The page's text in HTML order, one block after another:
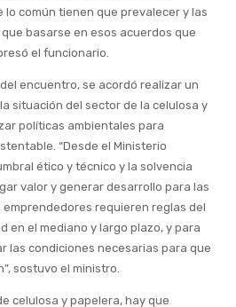
lo común tienen que prevalecer y las
basarse en esos acuerdos que
el funcionario.
encuentro, se acordó realizar un
situación del sector de la celulosa y
políticas ambientales para
“Desde el Ministerio
ético y técnico y la solvencia
valor y generar desarrollo para las
requieren reglas del
en el mediano y largo plazo, y para
las condiciones necesarias para que
sostuvo el ministro.
celulosa y papelera, hay que